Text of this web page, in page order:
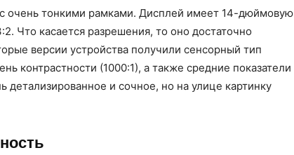
очень тонкими рамками. Дисплей имеет 14-дюймовую
Что касается разрешения, то оно достаточно
версии устройства получили сенсорный тип
контрастности (1000:1), а также средние показатели
детализированное и сочное, но на улице картинку